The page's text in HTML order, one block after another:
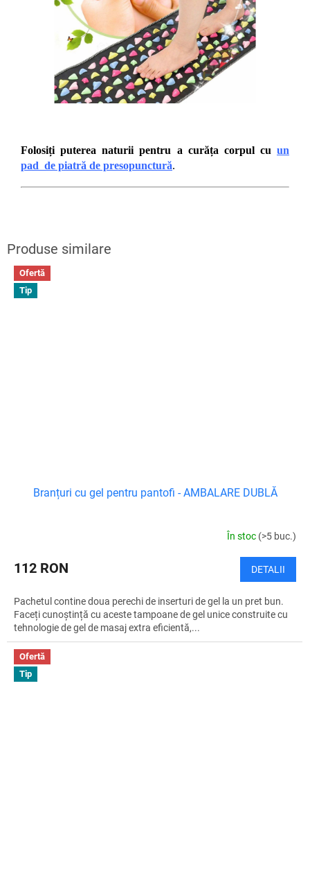
Folosiți puterea naturii pentru a curăța corpul cu un
pad de piatră de presopunctură.
Ofertă
Tip
Branțuri cu gel pentru pantofi - AMBALARE DUBLĂ
În stoc (>5 buc.)
112 RON DETALII
Pachetul contine doua perechi de inserturi de gel la un pret bun.
Faceți cunoștință cu aceste tampoane de gel unice construite cu
tehnologie de gel de masaj extra eficientă,...
Ofertă
Tip